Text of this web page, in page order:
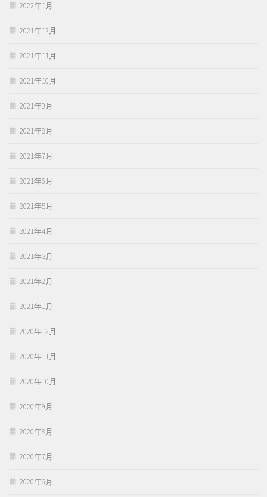
2022年1月
2021年12月
2021年11月
2021年10月
2021年9月
2021年8月
2021年7月
2021年6月
2021年5月
2021年4月
2021年3月
2021年2月
2021年1月
2020年12月
2020年11月
2020年10月
2020年9月
2020年8月
2020年7月
2020年6月